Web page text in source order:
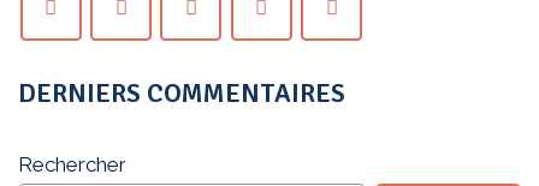
DERNIERS COMMENTAIRES
Rechercher